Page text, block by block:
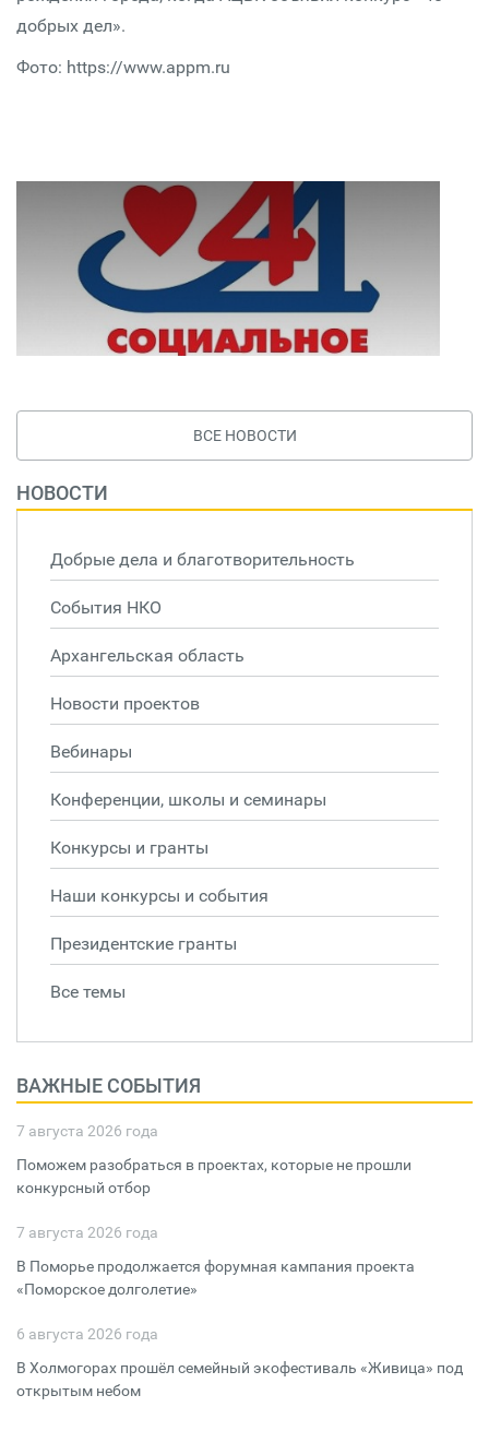
добрых дел».
Фото: https://www.appm.ru
ВСЕ НОВОСТИ
НОВОСТИ
Добрые дела и благотворительность
События НКО
Архангельская область
Новости проектов
Вебинары
Конференции, школы и семинары
Конкурсы и гранты
Наши конкурсы и события
Президентские гранты
Все темы
ВАЖНЫЕ СОБЫТИЯ
7 августа 2026 года
Поможем разобраться в проектах, которые не прошли
конкурсный отбор
7 августа 2026 года
В Поморье продолжается форумная кампания проекта
«Поморское долголетие»
6 августа 2026 года
В Холмогорах прошёл семейный экофестиваль «Живица» под
открытым небом